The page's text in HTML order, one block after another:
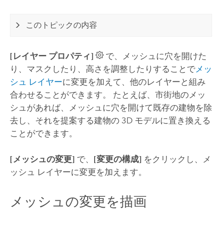
このトピックの内容
[レイヤー プロパティ]
で、メッシュに穴を開けた
り、マスクしたり、高さを調整したりすることでメッ
シュ レイヤーに変更を加えて、他のレイヤーと組み
合わせることができます。 たとえば、市街地のメッ
シュがあれば、メッシュに穴を開けて既存の建物を除
去し、それを提案する建物の 3D モデルに置き換える
ことができます。
[メッシュの変更] で、 [変更の構成] をクリックし、メ
ッシュ レイヤーに変更を加えます。
メッシュの変更を描画